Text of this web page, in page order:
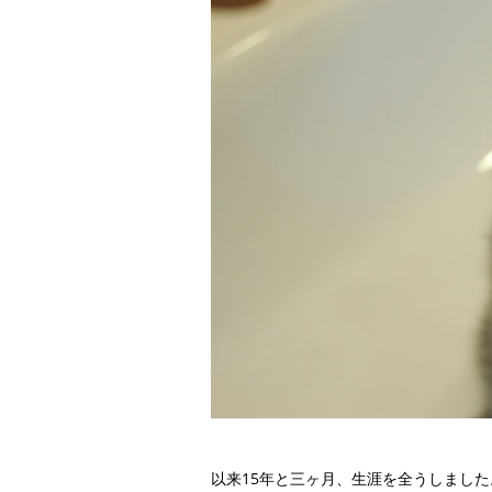
以来15年と三ヶ月、生涯を全うしまし